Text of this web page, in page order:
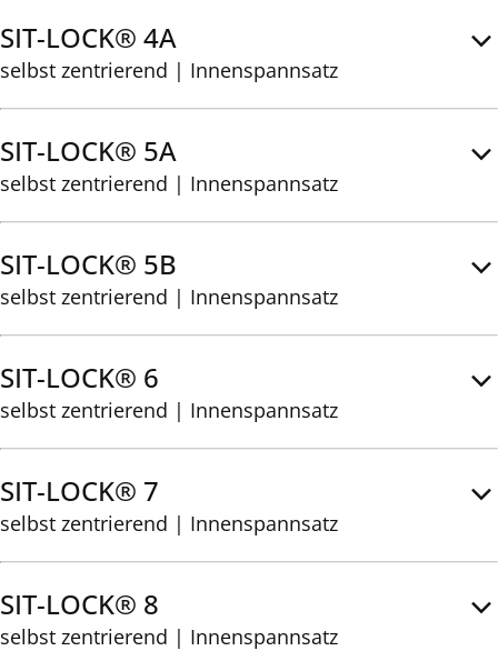
SIT-LOCK® 4A
selbst zentrierend | Innenspannsatz
SIT-LOCK® 5A
selbst zentrierend | Innenspannsatz
SIT-LOCK® 5B
selbst zentrierend | Innenspannsatz
SIT-LOCK® 6
selbst zentrierend | Innenspannsatz
SIT-LOCK® 7
selbst zentrierend | Innenspannsatz
SIT-LOCK® 8
selbst zentrierend | Innenspannsatz